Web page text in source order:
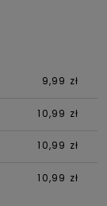
9,99 zł
10,99 zł
10,99 zł
10,99 zł